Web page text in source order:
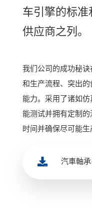
车引擎的标准
供应商之列。
我们公司的成功秘
和生产流程、突出
能力。采用了诸如
能测试并拥有定制
时间并确保尽可能生
 汽車軸